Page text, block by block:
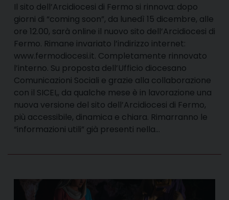
Il sito dell’Arcidiocesi di Fermo si rinnova: dopo
giorni di “coming soon”, da lunedì 15 dicembre, alle
ore 12.00, sarà online il nuovo sito dell’Arcidiocesi di
Fermo. Rimane invariato l’indirizzo internet:
www.fermodiocesi.it. Completamente rinnovato
l’interno. Su proposta dell’Ufficio diocesano
Comunicazioni Sociali e grazie alla collaborazione
con il SICEI,, da qualche mese è in lavorazione una
nuova versione del sito dell’Arcidiocesi di Fermo,
più accessibile, dinamica e chiara. Rimarranno le
“informazioni utili” già presenti nella…